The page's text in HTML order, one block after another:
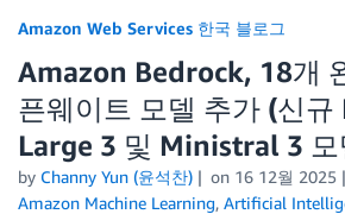
홈
에디션
Amazon Web Services 한국 블로그
Amazon Bedrock, 18개
픈웨이트 모델 추가 (신
Large 3 및 Ministral 3 모
by Channy Yun (윤석찬) on 16 12월 2025
Amazon Machine Learning, Artificial